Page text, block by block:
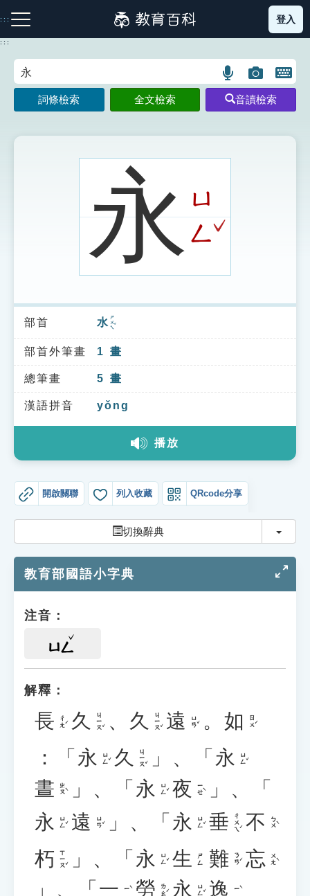
到
主
:::
注音索引圖示 筆畫索引圖示 部首索引表圖示
索引選單
知識索引
單字索引
生命大百科索引
登入
:::
語
言
搜
示
圖
片
搜
開
鍵
圖
詞條檢索 全文檢索 音讀檢索
永ㄩ
ㄥ ˇ
部首 水 ㄕㄨㄟˇ
部首外筆畫 1 畫
總筆畫 5 畫
漢語拼音 yǒng
播放
開啟關聯 列入收藏 QRcode分享
切換辭典 切換
教育部國語小字典
注音：
ㄩㄥ
解釋：
長 ㄔㄤˊ 久 ㄐㄧㄡˇ 、 久 ㄐㄧㄡˇ 遠 ㄩㄢˇ 。 如 ㄖㄨˊ
：「 永 ㄩㄥˇ 久 ㄐㄧㄡˇ 」、「 永 ㄩㄥˇ
晝 ㄓㄡˋ 」、「 永 ㄩㄥˇ 夜 ㄧㄝˋ
」、「
永 ㄩㄥˇ 遠 ㄩㄢˇ 」、「 永 ㄩㄥˇ 垂 ㄔㄨㄟˊ 不 ㄅㄨˋ
朽 ㄒㄧㄡˇ 」、「 永 ㄩㄥˇ 生 ㄕㄥ 難 ㄋㄢˊ 忘 ㄨㄤˋ
」、「 一 ㄧˋ 勞 ㄌㄠˊ 永 ㄩㄥˇ 逸 ㄧˋ